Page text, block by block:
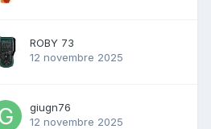
ROBY 73
12 novembre 2025
giugn76
12 novembre 2025